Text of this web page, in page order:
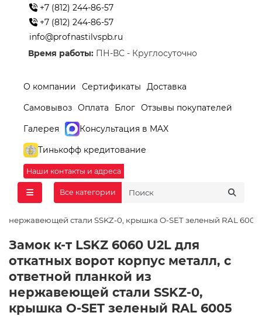
+7 (812) 244-86-57
+7 (812) 244-86-57
info@profnastilvspb.ru
Время работы: ПН-ВС - Круглосуточно
О компании Сертификаты
Доставка
Самовывоз Оплата Блог Отзывы покупателей
Галерея
Консультация в MAX
Тинькофф кредитование
Наши контакты и адреса
Все категории
нержавеющей стали SSKZ-0, крышка O-SET зеленый RAL 6005
Замок к-т LSKZ 6060 U2L для
откатных ворот корпус металл, с
ответной планкой из
нержавеющей стали SSKZ-0,
крышка O-SET зеленый RAL 6005